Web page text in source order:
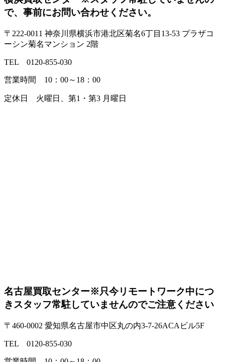
で、事前にお問い合わせください。
〒222-0011 神奈川県横浜市港北区菊名6丁目13-53 プラザコ
ーシン菊名マンション 2階
TEL 0120-855-030
営業時間 10：00～18：00
定休日 火曜日、第1・第3 月曜日
名古屋買取センター※只今リモートワーク中につ
きスタッフ常駐していませんのでご注意ください
〒460-0002 愛知県名古屋市中区丸の内3-7-26ACAビル5F
TEL 0120-855-030